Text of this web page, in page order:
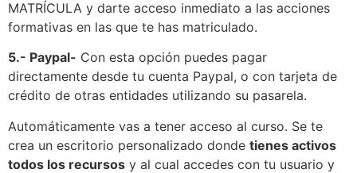
MATRÍCULA y darte acceso inmediato a las acciones
formativas en las que te has matriculado.
5.- Paypal- Con esta opción puedes pagar
directamente desde tu cuenta Paypal, o con tarjeta de
crédito de otras entidades utilizando su pasarela.
Automáticamente vas a tener acceso al curso. Se te
crea un escritorio personalizado donde tienes activos
todos los recursos y al cual accedes con tu usuario y